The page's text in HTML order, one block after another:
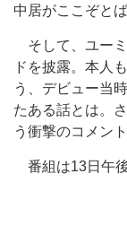
中居がここぞと
そして、ユー
ドを披露。本人
う、デビュー当
たある話とは。
う衝撃のコメン
番組は13日午